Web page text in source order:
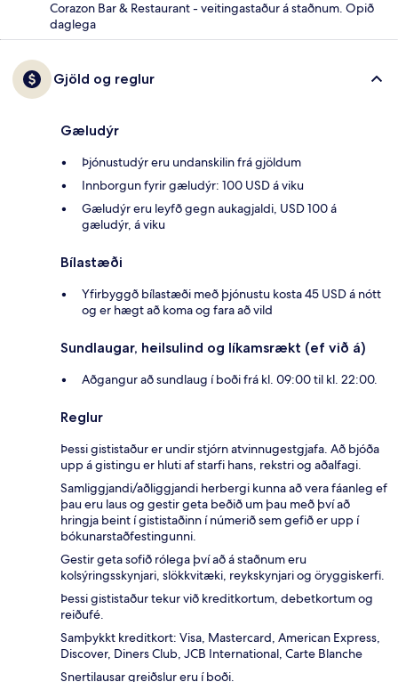
Corazon Bar & Restaurant - veitingastaður á staðnum. Opið
daglega
Gjöld og reglur
Gæludýr
Þjónustudýr eru undanskilin frá gjöldum
Innborgun fyrir gæludýr: 100 USD á viku
Gæludýr eru leyfð gegn aukagjaldi, USD 100 á
gæludýr, á viku
Bílastæði
Yfirbyggð bílastæði með þjónustu kosta 45 USD á nótt
og er hægt að koma og fara að vild
Sundlaugar, heilsulind og líkamsrækt (ef við á)
Aðgangur að sundlaug í boði frá kl. 09:00 til kl. 22:00.
Reglur
Þessi gististaður er undir stjórn atvinnugestgjafa. Að bjóða
upp á gistingu er hluti af starfi hans, rekstri og aðalfagi.
Samliggjandi/aðliggjandi herbergi kunna að vera fáanleg ef
þau eru laus og gestir geta beðið um þau með því að
hringja beint í gististaðinn í númerið sem gefið er upp í
bókunarstaðfestingunni.
Gestir geta sofið rólega því að á staðnum eru
kolsýringsskynjari, slökkvitæki, reykskynjari og öryggiskerfi.
Þessi gististaður tekur við kreditkortum, debetkortum og
reiðufé.
Samþykkt kreditkort: Visa, Mastercard, American Express,
Discover, Diners Club, JCB International, Carte Blanche
Snertilausar greiðslur eru í boði.